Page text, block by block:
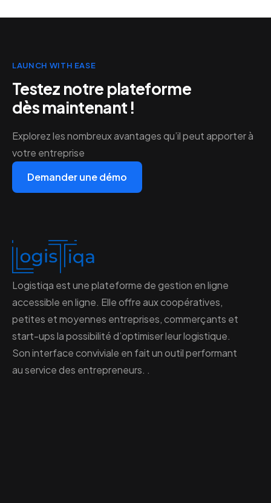
LAUNCH WITH EASE
Testez notre plateforme
dès maintenant !
Explorez les nombreux avantages qu’il peut apporter à
votre entreprise
Demander une démo
Logistiqa est une plateforme de gestion en ligne
accessible en ligne. Elle offre aux coopératives,
petites et moyennes entreprises, commerçants et
start-ups la possibilité d’optimiser leur logistique.
Son interface conviviale en fait un outil performant
au service des entrepreneurs. .